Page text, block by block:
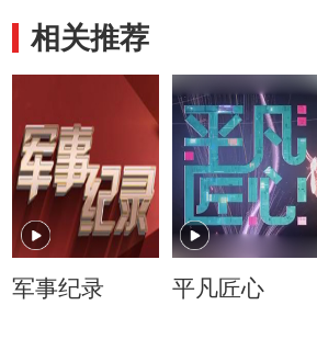
相关推荐
军事纪录 平凡匠心